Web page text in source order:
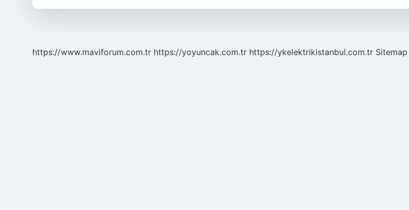
https://www.maviforum.com.tr https://yoyuncak.com.tr https://ykelektrikistanbul.com.tr Sitemap